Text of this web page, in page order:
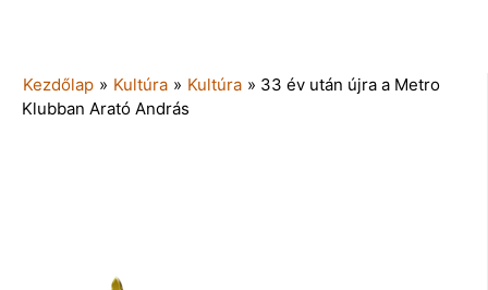
Kezdőlap » Kultúra » Kultúra » 33 év után újra a Metro
Klubban Arató András